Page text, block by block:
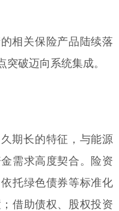
相关保险产品陆续落
破迈向系统集成。
期长的特征，与能源
需求高度契合。险资
托绿色债券等标准化
借助债权、股权投资